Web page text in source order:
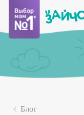
Блог